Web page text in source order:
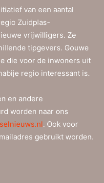
van een aantal
Zuidplas-
vrijwilligers. Ze
tipgevers. Gouwe
die voor de inwoners uit
regio interessant is.
en andere
worden naar ons
. Ook voor
gebruikt worden.